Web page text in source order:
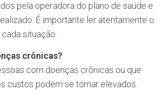
pela operadora do plano de saúde e
É importante ler atentamente o
situação.
crônicas?
com doenças crônicas ou que
custos podem se tornar elevados.